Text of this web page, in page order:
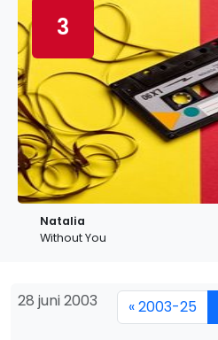
3
Natalia
Without You
28 juni 2003 « 2003-25